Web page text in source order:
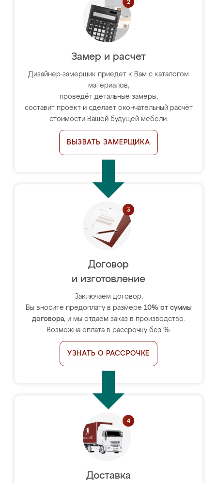
Замер и расчет
Дизайнер-замерщик приедет к Вам с каталогом
материалов,
проведёт детальные замеры,
составит проект и сделает окончательный расчёт
стоимости Вашей будущей мебели.
ВЫЗВАТЬ ЗАМЕРЩИКА
Договор
и изготовление
Заключаем договор,
Вы вносите предоплату в размере 10% от суммы
договора, и мы отдаём заказ в производство.
Возможна оплата в рассрочку без %.
УЗНАТЬ О РАССРОЧКЕ
Доставка